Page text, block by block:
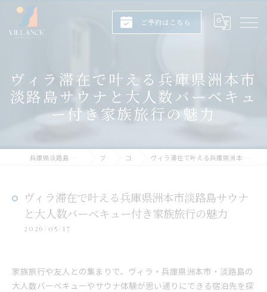
ご予約はこちら
ヴィラ滞在で叶える兵庫県洲本市
淡路島サウナと大人数バーベキュ
ー付き家族旅行の魅力
兵庫県淡路島のヴィラならヴィランス淡路島 ブログ コラム ヴィラ滞在で叶える兵庫県洲本市淡路島サウナと大人数バーベキュー付き家族旅行の魅力
ヴィラ滞在で叶える兵庫県洲本市淡路島サウナ
と大人数バーベキュー付き家族旅行の魅力
2026/05/17
家族旅行や友人との集まりで、ヴィラ・兵庫県洲本市・淡路島の
大人数バーベキューやサウナ体験が思い通りにできる宿泊先を探